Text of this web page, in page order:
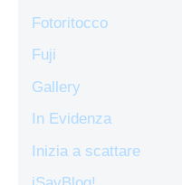
Fotoritocco
Fuji
Gallery
In Evidenza
Inizia a scattare